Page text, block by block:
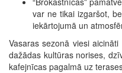
var ne tikai izgaršot,
iekārtojumā un
Vasaras sezonā viesi
dažādas kultūras norises,
kafejnīcas pagalmā uz